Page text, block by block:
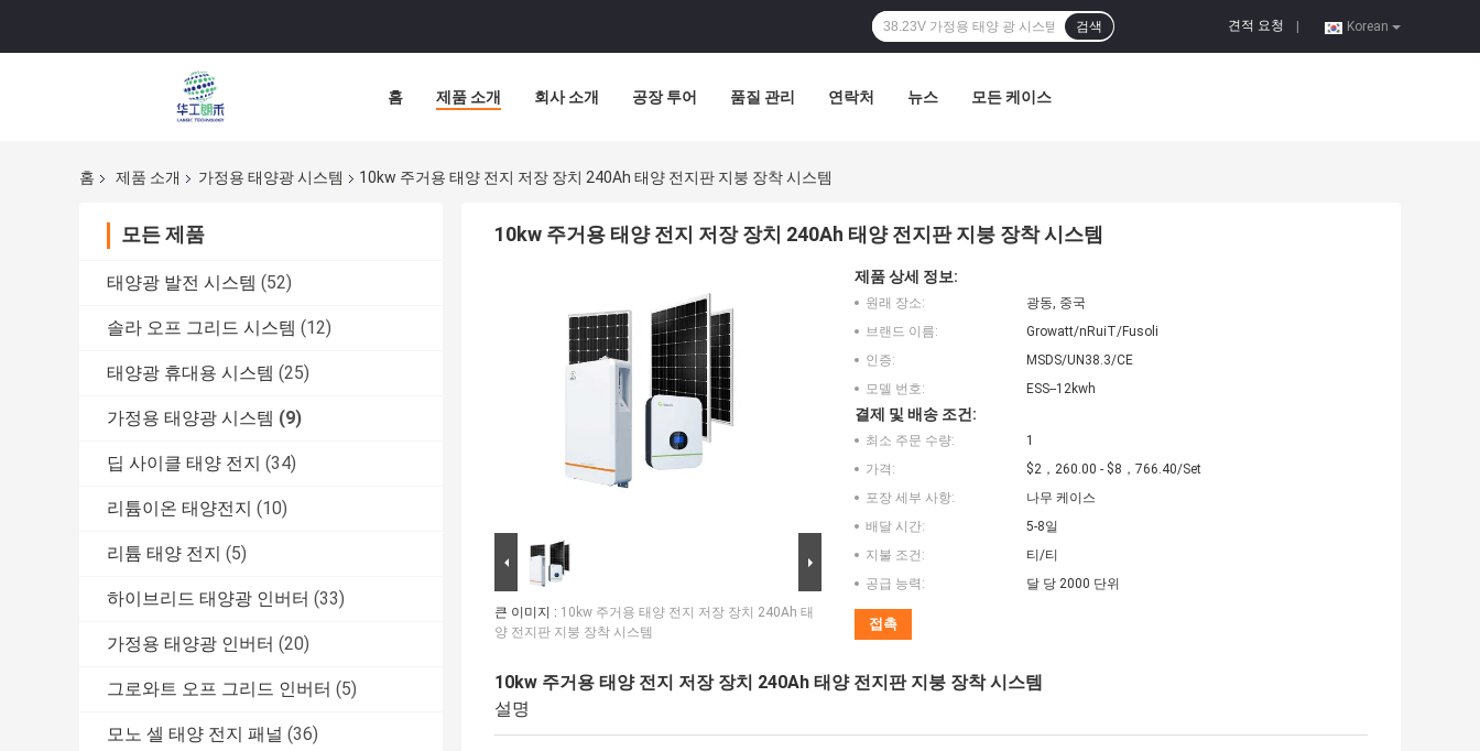
Korean
견적 요청
검색
홈 제품 소개 회사 소개 공장 투어 품질 관리 연락처 뉴스 모든 케이스
홈 제품 소개 가정용 태양광 시스템 10kw 주거용 태양 전지 저장 장치 240Ah 태양 전지판 지붕 장착 시스템
모든 제품
태양광 발전 시스템 (52)
솔라 오프 그리드 시스템 (12)
태양광 휴대용 시스템 (25)
가정용 태양광 시스템 (9)
딥 사이클 태양 전지 (34)
리튬이온 태양전지 (10)
리튬 태양 전지 (5)
하이브리드 태양광 인버터 (33)
가정용 태양광 인버터 (20)
그로와트 오프 그리드 인버터 (5)
모노 셀 태양 전지 패널 (36)
10kw 주거용 태양 전지 저장 장치 240Ah 태양 전지판 지붕 장착 시스템
큰 이미지 : 10kw 주거용 태양 전지 저장 장치 240Ah 태
양 전지판 지붕 장착 시스템
제품 상세 정보:
원래 장소:
광동, 중국
브랜드 이름:
Growatt/nRuiT/Fusoli
인증:
MSDS/UN38.3/CE
모델 번호:
ESS--12kwh
결제 및 배송 조건:
최소 주문 수량:
1
가격:
$2，260.00 - $8，766.40/Set
포장 세부 사항:
나무 케이스
배달 시간:
5-8일
지불 조건:
티/티
공급 능력:
달 당 2000 단위
접촉
10kw 주거용 태양 전지 저장 장치 240Ah 태양 전지판 지붕 장착 시스템
설명